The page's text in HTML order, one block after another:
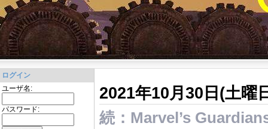
ログイン
ユーザ名:
パスワード:
2021年10月30日(土曜
続：Marvel’s